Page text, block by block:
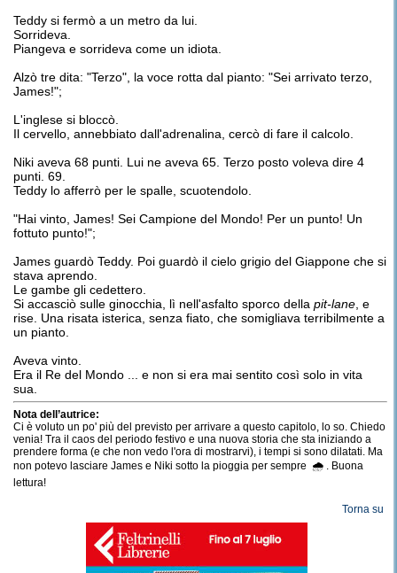
Teddy si fermò a un metro da lui.
Sorrideva.
Piangeva e sorrideva come un idiota.
Alzò tre dita: "Terzo", la voce rotta dal pianto: "Sei arrivato terzo,
James!";
L'inglese si bloccò.
Il cervello, annebbiato dall'adrenalina, cercò di fare il calcolo.
Niki aveva 68 punti. Lui ne aveva 65. Terzo posto voleva dire 4
punti. 69.
Teddy lo afferrò per le spalle, scuotendolo.
"Hai vinto, James! Sei Campione del Mondo! Per un punto! Un
fottuto punto!";
James guardò Teddy. Poi guardò il cielo grigio del Giappone che si
stava aprendo.
Le gambe gli cedettero.
Si accasciò sulle ginocchia, lì nell'asfalto sporco della pit-lane , e
rise. Una risata isterica, senza fiato, che somigliava terribilmente a
un pianto.
Aveva vinto.
Era il Re del Mondo ... e non si era mai sentito così solo in vita
sua.
Nota dell’autrice:
Ci è voluto un po' più del previsto per arrivare a questo capitolo, lo so. Chiedo
venia! Tra il caos del periodo festivo e una nuova storia che sta iniziando a
prendere forma (e che non vedo l'ora di mostrarvi), i tempi si sono dilatati. Ma
non potevo lasciare James e Niki sotto la pioggia per sempre 🌧️ . Buona
lettura!
Torna su